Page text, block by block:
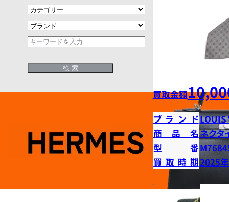
買取金額
ブランドLOUIS
商品名ネクタ
型番
買取時期2025